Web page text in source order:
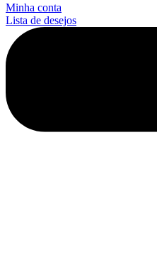
Minha conta
Lista de desejos